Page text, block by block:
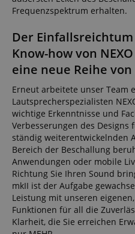
Frequenzspektrum erhalten.
Der
Know-how von
eine neue Reihe von
Erneut arbeitete unser Team
Lautsprecherspezialisten
wichtige Erkenntnisse und
Verbesserungen des
ständig weiterentwickelnden
Bereich der Beschallung
Anwendungen oder mobile
Richtung Sie Ihren Sound
mkII ist der Aufgabe
Leistung mit unseren
Funktionen für all die
Klarheit, die Sie erreichen